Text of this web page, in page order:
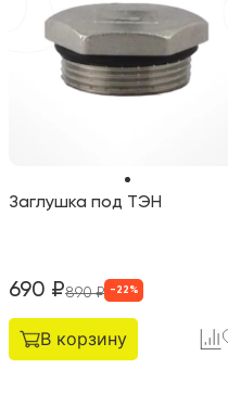
Заглушка под ТЭН
690 ₽890₽ - 22 %
В корзину